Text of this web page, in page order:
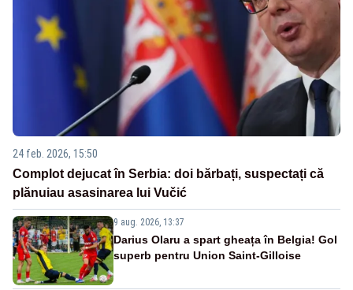
24 feb. 2026, 15:50
Complot dejucat în Serbia: doi bărbați, suspectați că
plănuiau asasinarea lui Vučić
9 aug. 2026, 13:37
Darius Olaru a spart gheața în Belgia! Gol
superb pentru Union Saint-Gilloise